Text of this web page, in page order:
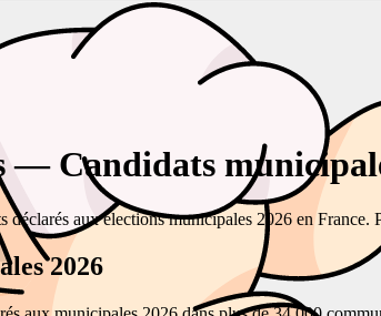
— Candidats
déclarés aux élections municipales 2026 en
2026